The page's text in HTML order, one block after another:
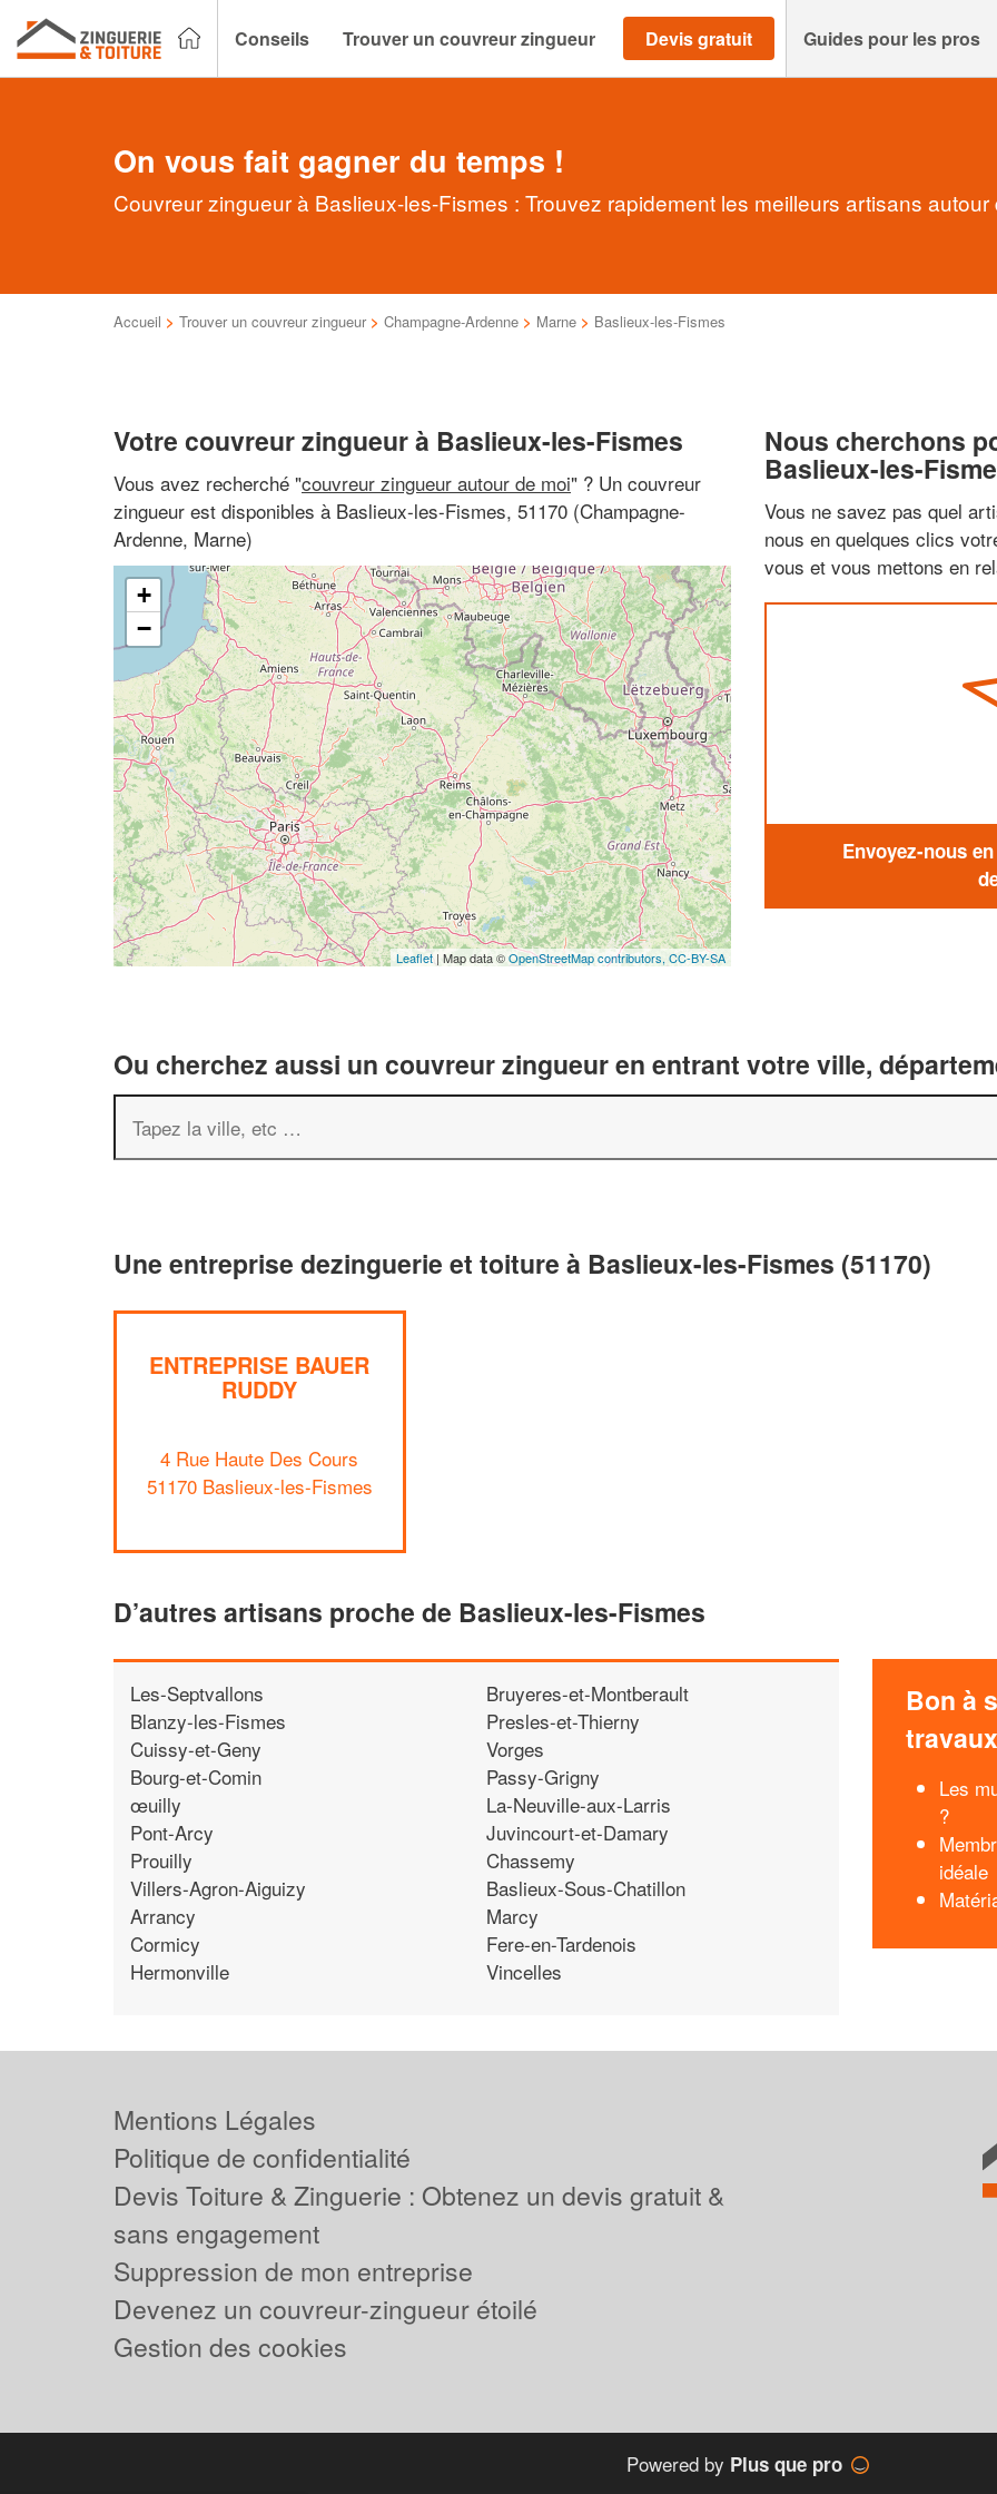
Conseils Trouver un couvreur zingueur Devis gratuit Guides pour les pros
On vous fait gagner du temps !
Couvreur zingueur à Baslieux-les-Fismes : Trouvez rapidement les meilleurs artisans autour
Accueil > Trouver un couvreur zingueur > Champagne-Ardenne > Marne > Baslieux-les-Fismes
Votre couvreur zingueur à Baslieux-les-Fismes
Vous avez recherché "couvreur zingueur autour de moi" ? Un couvreur
zingueur est disponibles à Baslieux-les-Fismes, 51170 (Champagne-
Ardenne, Marne)
+
−
Leaflet | Map data ©OpenStreetMap contributors, CC-BY-SA
Nous cherchons
Baslieux-les-
Vous ne savez pas quel
nous en quelques clics
vous et vous mettons en
Envoyez-nous
Ou cherchez aussi un couvreur zingueur en entrant votre ville,
Une entreprise dezinguerie et toiture à Baslieux-les-Fismes (51170)
ENTREPRISE BAUER
RUDDY
4 Rue Haute Des Cours
51170 Baslieux-les-Fismes
D’autres artisans proche de Baslieux-les-Fismes
Les-Septvallons
Blanzy-les-Fismes
Cuissy-et-Geny
Bourg-et-Comin
œuilly
Pont-Arcy
Prouilly
Villers-Agron-Aiguizy
Arrancy
Cormicy
Hermonville
Bruyeres-et-Montberault
Presles-et-Thierny
Vorges
Passy-Grigny
La-Neuville-aux-Larris
Juvincourt-et-Damary
Chassemy
Baslieux-Sous-Chatillon
Marcy
Fere-en-Tardenois
Vincelles
Bon à
travaux
Les
?
idéale
Mentions Légales
Politique de confidentialité
Devis Toiture & Zinguerie : Obtenez un devis gratuit &
sans engagement
Suppression de mon entreprise
Devenez un couvreur-zingueur étoilé
Gestion des cookies
Powered by Plus que pro